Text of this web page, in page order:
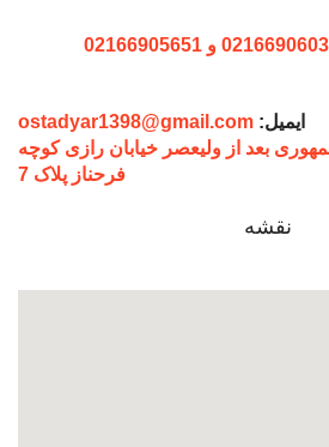
و 02166905651
ایمیل: ostadyar1398@gmail.com
بعد از ولیعصر خیابان رازی کوچه
فرحناز پلاک 7
نقشه